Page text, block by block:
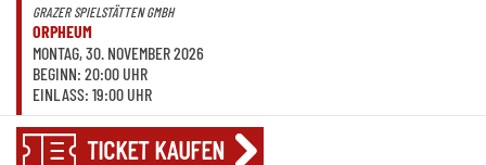
GRAZER SPIELSTÄTTEN GMBH
ORPHEUM
MONTAG, 30. NOVEMBER 2026
BEGINN: 20:00 UHR
EINLASS: 19:00 UHR
TICKET KAUFEN